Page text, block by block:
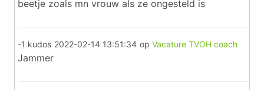
beetje zoals mn vrouw als ze ongesteld is
-1 kudos 2022-02-14 13:51:34 op Vacature TVOH coach
Jammer